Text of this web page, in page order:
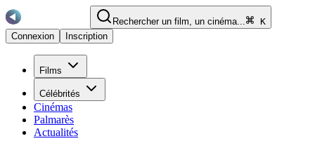
Rechercher un film, un cinéma...
K
Connexion
Inscription
Films
Célébrités
Cinémas
Palmarès
Actualités